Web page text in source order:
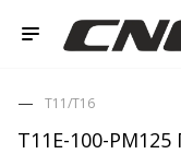
T11E-100-
T11/T16